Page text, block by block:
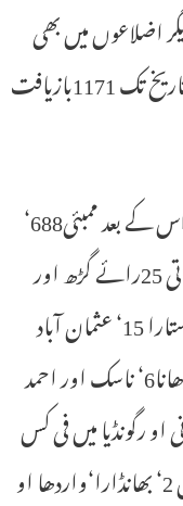
اضلاعوں میں بھی
پھیل رہا ہے جس 2343میں سے آ ج کی تاریخ تک 1171بازیافت
ضلع پونا 1169کے ساتھ سرفہرست ہے اس کے بعد ممبئی688‘
تھانے 134‘ ناگپور116‘ سانگلی 59‘ امرواتی 25رائے گڑھ اور
اورنگ آباد میں فی کس 20‘ کولہا پور 19‘ ستارا 15‘ عثمان آباد
اور اکولہ میں فی کس11‘پلگھار میں 7‘بولدھانا6‘ ناسک اور احمد
او رگونڈیا میں فی کس
3‘ گڈچرلی‘ ناندوربار‘ جالگاؤں میں فی کس 2‘ بھانڈارا‘واردھا او